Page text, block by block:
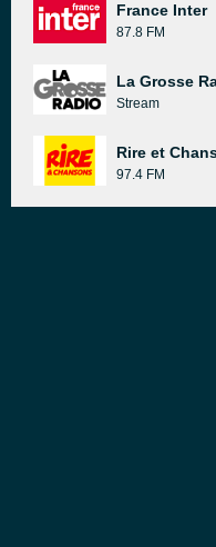
France Inter
87.8 FM
La Grosse
Stream
Rire et
97.4 FM